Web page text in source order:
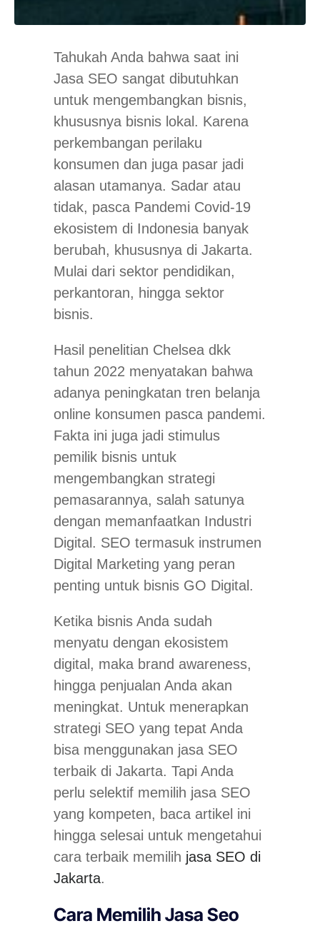
Tahukah Anda bahwa saat ini
Jasa SEO sangat dibutuhkan
untuk mengembangkan bisnis,
khususnya bisnis lokal. Karena
perkembangan perilaku
konsumen dan juga pasar jadi
alasan utamanya. Sadar atau
tidak, pasca Pandemi Covid-19
ekosistem di Indonesia banyak
berubah, khususnya di Jakarta.
Mulai dari sektor pendidikan,
perkantoran, hingga sektor
bisnis.
Hasil penelitian Chelsea dkk
tahun 2022 menyatakan bahwa
adanya peningkatan tren belanja
online konsumen pasca pandemi.
Fakta ini juga jadi stimulus
pemilik bisnis untuk
mengembangkan strategi
pemasarannya, salah satunya
dengan memanfaatkan Industri
Digital. SEO termasuk instrumen
Digital Marketing yang peran
penting untuk bisnis GO Digital.
Ketika bisnis Anda sudah
menyatu dengan ekosistem
digital, maka brand awareness,
hingga penjualan Anda akan
meningkat. Untuk menerapkan
strategi SEO yang tepat Anda
bisa menggunakan jasa SEO
terbaik di Jakarta. Tapi Anda
perlu selektif memilih jasa SEO
yang kompeten, baca artikel ini
hingga selesai untuk mengetahui
cara terbaik memilih jasa SEO di
Jakarta.
Cara Memilih Jasa Seo